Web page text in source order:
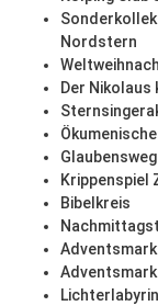
Nordstern
Der Nikolaus
Krippenspiel
Bibelkreis